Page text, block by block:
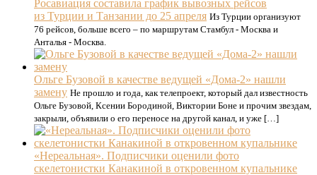
Росавиация составила график вывозных рейсов
из Турции и Танзании до 25 апреля Из Турции организуют
76 рейсов, больше всего – по маршрутам Стамбул - Москва и
Анталья - Москва.
Ольге Бузовой в качестве ведущей «Дома-2» нашли
замену Не прошло и года, как телепроект, который дал известность
Ольге Бузовой, Ксении Бородиной, Виктории Боне и прочим звездам,
закрыли, объявили о его переносе на другой канал, и уже […]
«Нереальная». Подписчики оценили фото
скелетонистки Канакиной в откровенном купальнике